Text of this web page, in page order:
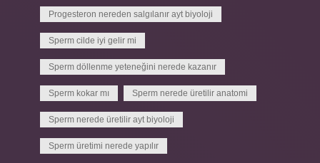
Progesteron nereden salgılanır ayt biyoloji
Sperm cilde iyi gelir mi
Sperm döllenme yeteneğini nerede kazanır
Sperm kokar mı Sperm nerede üretilir anatomi
Sperm nerede üretilir ayt biyoloji
Sperm üretimi nerede yapılır